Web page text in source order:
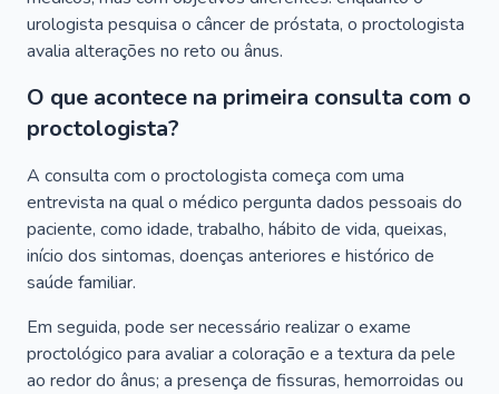
urologista pesquisa o câncer de próstata, o proctologista
avalia alterações no reto ou ânus.
O que acontece na primeira consulta com o
proctologista?
A consulta com o proctologista começa com uma
entrevista na qual o médico pergunta dados pessoais do
paciente, como idade, trabalho, hábito de vida, queixas,
início dos sintomas, doenças anteriores e histórico de
saúde familiar.
Em seguida, pode ser necessário realizar o exame
proctológico para avaliar a coloração e a textura da pele
ao redor do ânus; a presença de fissuras, hemorroidas ou